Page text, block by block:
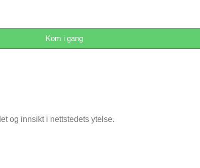
Kom i gang
og innsikt i nettstedets ytelse.